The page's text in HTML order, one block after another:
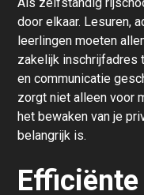
door elkaar. Lesuren,
leerlingen moeten
zakelijk inschrijfadres
en communicatie
zorgt niet alleen voor
het bewaken van je
belangrijk is.